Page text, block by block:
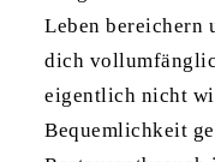
Leben bereichern
dich
eigentlich nicht
Bequemlichkeit